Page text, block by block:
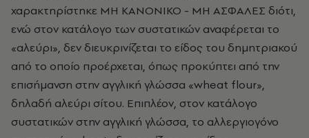
χαρακτηρίστηκε ΜΗ ΚΑΝΟΝΙΚΟ - ΜΗ ΑΣΦΑΛΕΣ διότι,
ενώ στον κατάλογο των συστατικών αναφέρεται το
«αλεύρι», δεν διευκρινίζεται το είδος του δημητριακού
από το οποίο προέρχεται, όπως προκύπτει από την
επισήμανση στην αγγλική γλώσσα «wheat flour»,
δηλαδή αλεύρι σίτου. Επιπλέον, στον κατάλογο
συστατικών στην αγγλική γλώσσα, το αλλεργιογόνο